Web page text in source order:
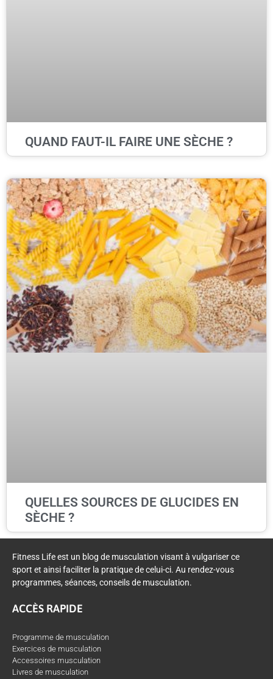
QUAND FAUT-IL FAIRE UNE SÈCHE ?
QUELLES SOURCES DE GLUCIDES EN
SÈCHE ?
Fitness Life est un blog de musculation visant à vulgariser ce
sport et ainsi faciliter la pratique de celui-ci. Au rendez-vous
programmes, séances, conseils de musculation.
ACCÈS RAPIDE
Programme de musculation
Exercices de musculation
Accessoires musculation
Livres de musculation